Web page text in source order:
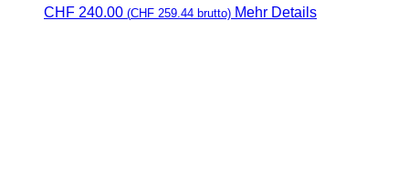
CHF 240.00 (CHF 259.44 brutto) Mehr Details